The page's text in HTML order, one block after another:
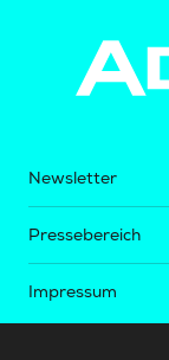
Newsletter
Pressebereich
Impressum